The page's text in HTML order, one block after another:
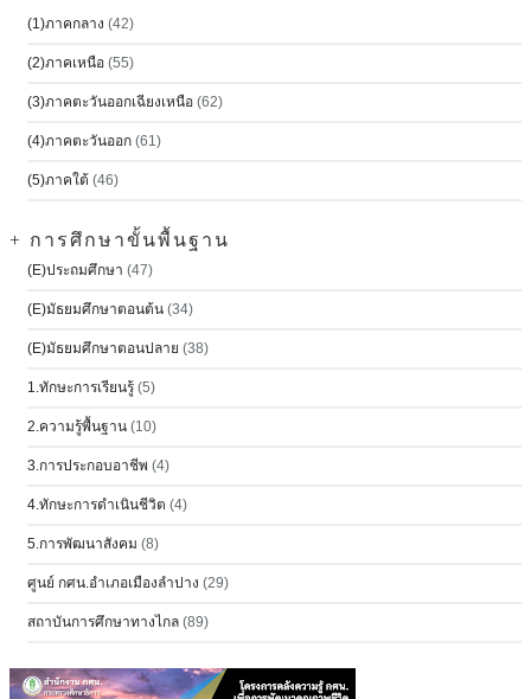
(1)ภาคกลาง (42)
(2)ภาคเหนือ (55)
(3)ภาคตะวันออกเฉียงเหนือ (62)
(4)ภาคตะวันออก (61)
(5)ภาคใต้ (46)
+ การศึกษาขั้นพื้นฐาน
(E)ประถมศึกษา (47)
(E)มัธยมศึกษาตอนต้น (34)
(E)มัธยมศึกษาตอนปลาย (38)
1.ทักษะการเรียนรู้ (5)
2.ความรู้พื้นฐาน (10)
3.การประกอบอาชีพ (4)
4.ทักษะการดำเนินชีวิต (4)
5.การพัฒนาสังคม (8)
ศูนย์ กศน.อำเภอเมืองลำปาง (29)
สถาบันการศึกษาทางไกล (89)